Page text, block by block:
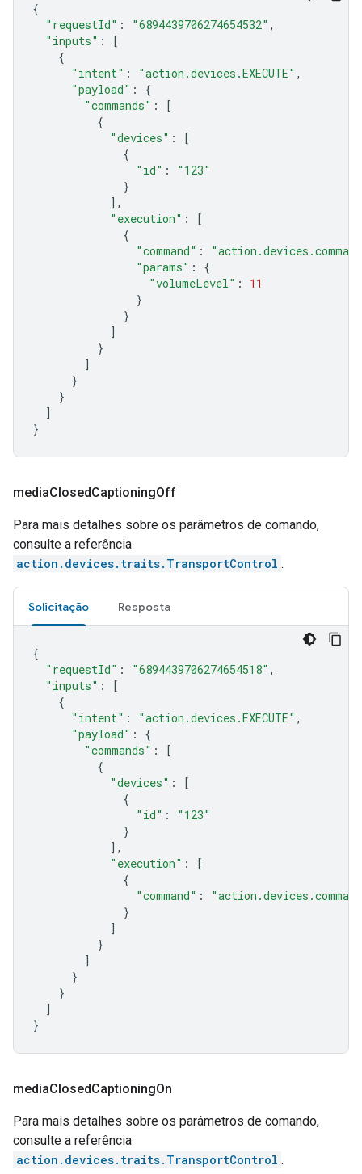
{
"requestId" : "6894439706274654532" ,
"inputs" :
[
{
"intent" : "action.devices.EXECUTE" ,
"payload" :
{
"commands" :
[
{
"devices" :
[
{
"id" :
"123"
}
],
"execution" :
[
{
"command" :
"params" :
{
"volumeLevel" :
11
}
}
]
}
]
}
}
]
}
mediaClosedCaptioningOff
Para mais detalhes sobre os parâmetros de comando,
consulte a referência
action.devices.traits.TransportControl .
Solicitação Resposta
{
"requestId" : "6894439706274654518" ,
"inputs" :
[
{
"intent" : "action.devices.EXECUTE" ,
"payload" :
{
"commands" :
[
{
"devices" :
[
{
"id" :
"123"
}
],
"execution" :
[
{
"command" :
}
]
}
]
}
}
]
}
mediaClosedCaptioningOn
Para mais detalhes sobre os parâmetros de comando,
consulte a referência
action.devices.traits.TransportControl .